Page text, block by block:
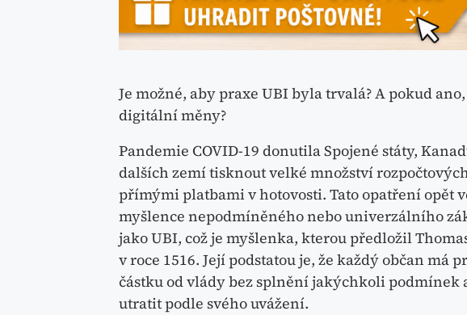
Je možné, aby praxe UBI byla trvalá? A pokud
digitální měny?
Pandemie COVID-19 donutila Spojené státy,
dalších zemí tisknout velké množství
přímými platbami v hotovosti. Tato opatření opět
myšlence nepodmíněného nebo univerzálního
jako UBI, což je myšlenka, kterou předložil
v roce 1516. Její podstatou je, že každý občan má
částku od vlády bez splnění jakýchkoli podmínek
utratit podle svého uvážení.